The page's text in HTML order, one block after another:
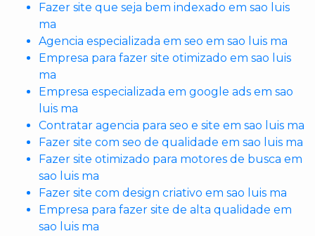
Fazer site que seja bem indexado em sao luis
ma
Agencia especializada em seo em sao luis ma
Empresa para fazer site otimizado em sao luis
ma
Empresa especializada em google ads em sao
luis ma
Contratar agencia para seo e site em sao luis ma
Fazer site com seo de qualidade em sao luis ma
Fazer site otimizado para motores de busca em
sao luis ma
Fazer site com design criativo em sao luis ma
Empresa para fazer site de alta qualidade em
sao luis ma